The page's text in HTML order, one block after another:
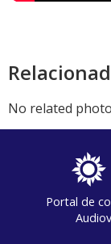
No related
Portal de